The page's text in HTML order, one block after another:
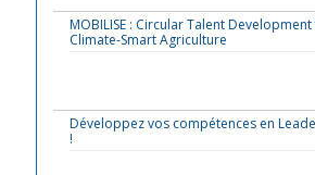
MOBILISE : Circular Talent
Climate-Smart Agriculture
Développez vos compétences en
!